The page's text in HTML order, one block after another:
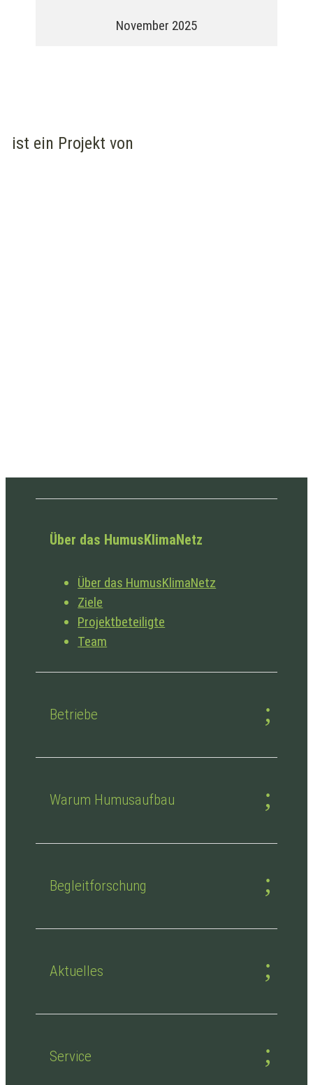
November 2025
ist ein Projekt von
Über das HumusKlimaNetz
Über das HumusKlimaNetz
Ziele
Projektbeteiligte
Team
Betriebe
Warum Humusaufbau
Begleitforschung
Aktuelles
Service